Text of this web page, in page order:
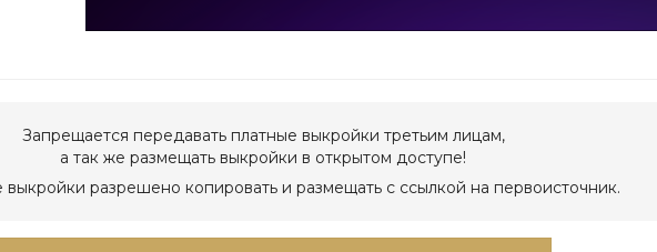
Запрещается передавать платные выкройки третьим лицам,
а так же размещать выкройки в открытом доступе!
выкройки разрешено копировать и размещать с ссылкой на первоисточник.